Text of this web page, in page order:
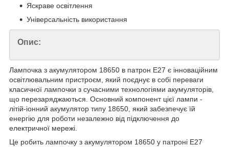
Яскраве освітлення
Універсальність використання
Опис:
Лампочка з акумулятором 18650 в патрон E27 є інноваційним
освітлювальним пристроєм, який поєднує в собі переваги
класичної лампочки з сучасними технологіями акумуляторів,
що перезаряджаються. Основний компонент цієї лампи -
літій-іонний акумулятор типу 18650, який забезпечує їй
енергію для роботи незалежно від підключення до
електричної мережі.
Це робить лампочку з акумулятором 18650 у патроні E27